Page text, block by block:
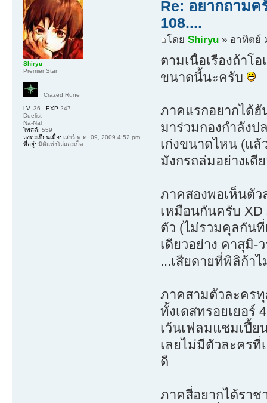
Re: อยากถามค
108....
โดยShiryu » อาทิตย์
ตามเนื้อเรื่องถ้าโ
ขนาดนี้นะครับ
ภาคแรกอยากได้ฮั
มาร่วมกองกำลัง
เก่งขนาดไหน (แล้
มังกรถล่มอย่างเดี
ภาคสองพอเห็นตั
เหมือนกันครับ
ตัว (ไม่รวมคุลกันที่
เดียวอย่าง คาสุมิ-
...เสียดายที่พิลิก้า
ภาคสามตัวละคร
ทั้งเดสทรอยเยอร์
เว้นเฟลมแชมเปี้ย
เลยไม่มีตัวละครที่
ดี
ภาคสี่อยากได้ราช
Shiryu
Premier Star
Crazed Rune
LV. 36 EXP 247
Duelist
Na-Nal
โพสต์: 559
ลงทะเบียนเมื่อ: เสาร์ พ.ค. 09, 2009 4:52 pm
ที่อยู่: มิติแห่งโล่และเป็ด